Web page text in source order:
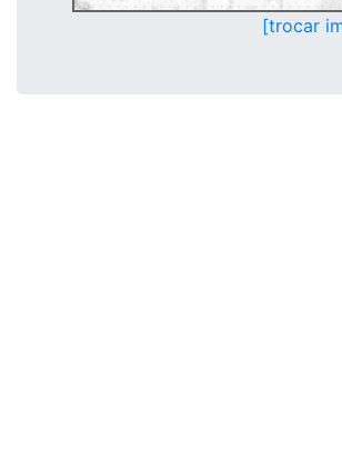
[trocar